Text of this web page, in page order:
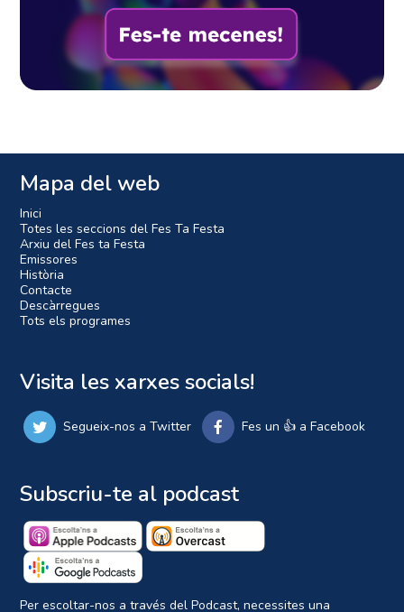
Mapa del web
Inici
Totes les seccions del Fes Ta Festa
Arxiu del Fes ta Festa
Emissores
Història
Contacte
Descàrregues
Tots els programes
Visita les xarxes socials!
Segueix-nos a Twitter Fes un 👍 a Facebook
Subscriu-te al podcast
Per escoltar-nos a través del Podcast, necessites una